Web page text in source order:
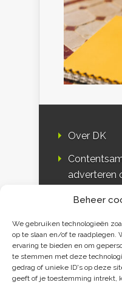
Beheer
We gebruiken technologieën
op te slaan en/of te raadplegen.
ervaring te bieden en om
te stemmen met deze
gedrag of unieke ID's op deze
geeft of je toestemming intrekt,
Over DK
adverteren
DK & media
Disclaimer